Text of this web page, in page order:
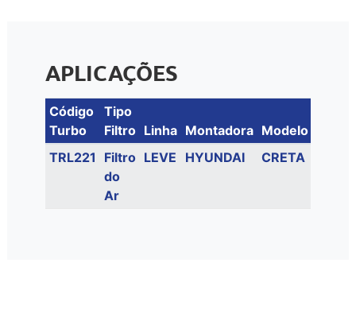
APLICAÇÕES
Código
Turbo
Tipo
Filtro Linha Montadora Modelo
TRL221
Filtro
do
Ar
LEVE HYUNDAI CRETA